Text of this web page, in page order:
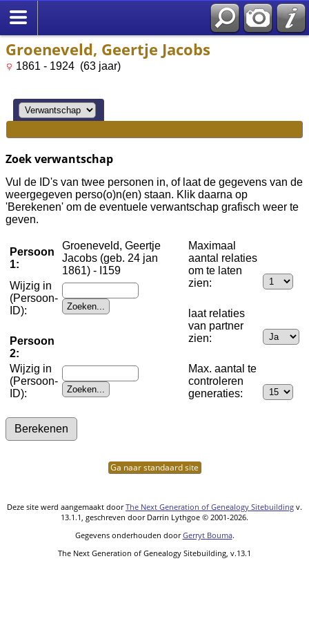
Groeneveld, Geertje Jacobs
1861 - 1924 (63 jaar)
Zoek verwantschap
Vul de ID's van twee personen in, of laat de gegevens van de
weergegeven perso(o)n(en) staan. Klik daarna op
'Berekenen' om de eventuele verwantschap grafisch weer te
geven.
Persoon
1:
Groeneveld, Geertje
Jacobs (geb. 24 jan
1861) - I159
Wijzig in
(Persoon-
ID):
Persoon
2:
Wijzig in
(Persoon-
ID):
Maximaal
aantal relaties
om te laten
zien:
laat relaties
van partner
zien:
Max. aantal te
controleren
generaties:
Ga naar standaard site
Deze site werd aangemaakt doorThe Next Generation of Genealogy Sitebuilding v.
13.1.1, geschreven door Darrin Lythgoe © 2001-2026.
Gegevens onderhouden doorGerryt Bouma.
The Next Generation of Genealogy Sitebuilding, v.13.1